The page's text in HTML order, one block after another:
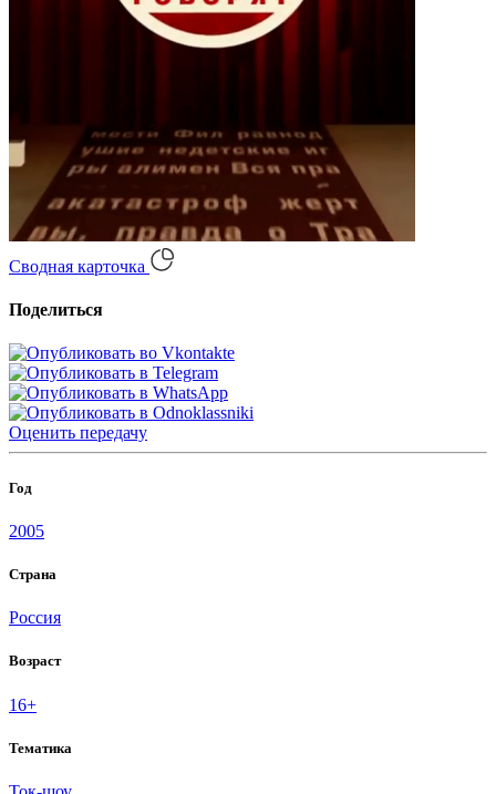
Сводная карточка
Поделиться
Оценить передачу
Год
2005
Страна
Россия
Возраст
16+
Тематика